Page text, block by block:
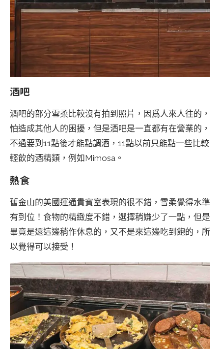
酒吧
酒吧的部分雪柔比較沒有拍到照片，因爲人來人往的，
怕造成其他人的困擾，但是酒吧是一直都有在營業的，
不過要到11點後才能點調酒，11點以前只能點一些比較
輕飲的酒精類，例如Mimosa。
熱食
舊金山的美國運通貴賓室表現的很不錯，雪柔覺得水準
有到位！食物的精緻度不錯，選擇稍嫌少了一點，但是
畢竟是還這邊稍作休息的，又不是來這邊吃到飽的，所
以覺得可以接受！